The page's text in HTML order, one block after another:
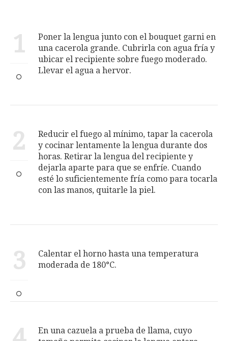
1
Poner la lengua junto con el bouquet garni en
una cacerola grande. Cubrirla con agua fría y
ubicar el recipiente sobre fuego moderado.
Llevar el agua a hervor.
2
Reducir el fuego al mínimo, tapar la cacerola
y cocinar lentamente la lengua durante dos
horas. Retirar la lengua del recipiente y
dejarla aparte para que se enfríe. Cuando
esté lo suficientemente fría como para tocarla
con las manos, quitarle la piel.
3
Calentar el horno hasta una temperatura
moderada de 180°C.
En una cazuela a prueba de llama, cuyo